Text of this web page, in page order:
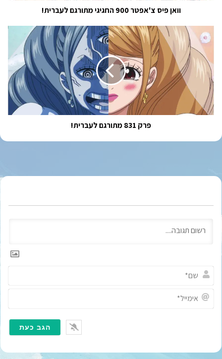
וואן פיס צ'אפטר 900 החגיגי מתורגם לעברית!
פרק
831
מתורגם
לעברית!
פרק 831 מתורגם לעברית!
ם
י
ל